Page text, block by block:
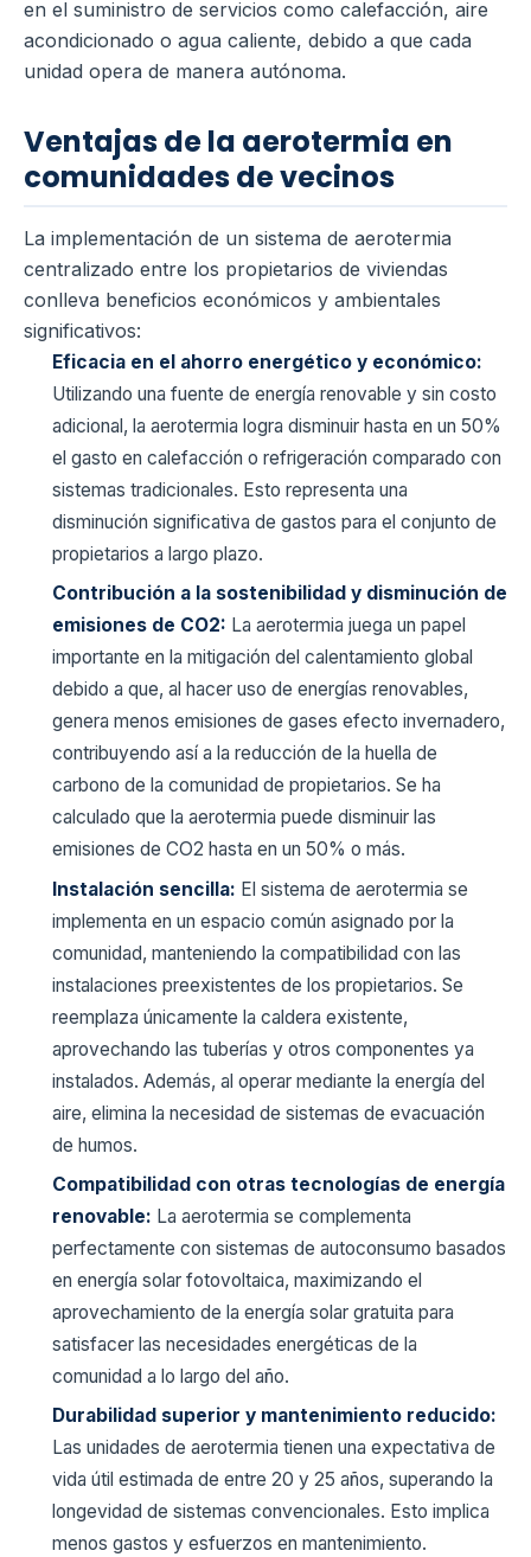
en el suministro de servicios como calefacción, aire
acondicionado o agua caliente, debido a que cada
unidad opera de manera autónoma.
Ventajas de la aerotermia en
comunidades de vecinos
La implementación de un sistema de aerotermia
centralizado entre los propietarios de viviendas
conlleva beneficios económicos y ambientales
significativos:
Eficacia en el ahorro energético y económico:
Utilizando una fuente de energía renovable y sin costo
adicional, la aerotermia logra disminuir hasta en un 50%
el gasto en calefacción o refrigeración comparado con
sistemas tradicionales. Esto representa una
disminución significativa de gastos para el conjunto de
propietarios a largo plazo.
Contribución a la sostenibilidad y disminución de
emisiones de CO2: La aerotermia juega un papel
importante en la mitigación del calentamiento global
debido a que, al hacer uso de energías renovables,
genera menos emisiones de gases efecto invernadero,
contribuyendo así a la reducción de la huella de
carbono de la comunidad de propietarios. Se ha
calculado que la aerotermia puede disminuir las
emisiones de CO2 hasta en un 50% o más.
Instalación sencilla: El sistema de aerotermia se
implementa en un espacio común asignado por la
comunidad, manteniendo la compatibilidad con las
instalaciones preexistentes de los propietarios. Se
reemplaza únicamente la caldera existente,
aprovechando las tuberías y otros componentes ya
instalados. Además, al operar mediante la energía del
aire, elimina la necesidad de sistemas de evacuación
de humos.
Compatibilidad con otras tecnologías de energía
renovable: La aerotermia se complementa
perfectamente con sistemas de autoconsumo basados
en energía solar fotovoltaica, maximizando el
aprovechamiento de la energía solar gratuita para
satisfacer las necesidades energéticas de la
comunidad a lo largo del año.
Durabilidad superior y mantenimiento reducido:
Las unidades de aerotermia tienen una expectativa de
vida útil estimada de entre 20 y 25 años, superando la
longevidad de sistemas convencionales. Esto implica
menos gastos y esfuerzos en mantenimiento.